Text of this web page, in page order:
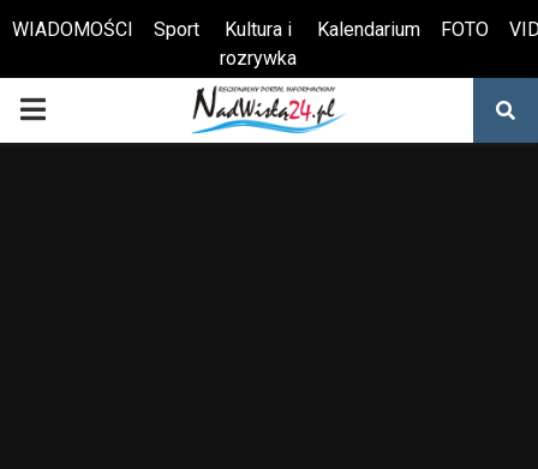
Otwórz pasek narzędzi
WIADOMOŚCI Sport
Kultura i
rozrywka
Kalendarium FOTO
PRIMARY